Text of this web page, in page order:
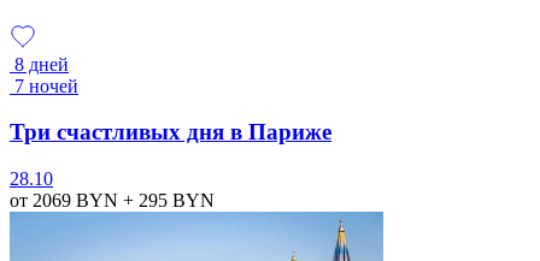
8 дней
7 ночей
Три счастливых дня в Париже
28.10
от 2069 BYN + 295 BYN